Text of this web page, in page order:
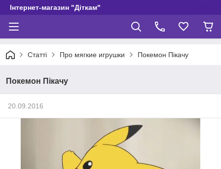
Інтернет-магазин "Діткам"
Статті Про мягкие игрушки Покемон Пікачу
Покемон Пікачу
20.09.2016